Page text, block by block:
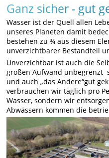
Ganz sicher - gut
Wasser ist der Quell allen
unseres Planeten damit
bestehen zu ¾ aus diesem
unverzichtbarer Bestandteil
Unverzichtbar ist auch die
großen Aufwand unbegrenzt
und auch „das Andere“gut
verbrauchen wir täglich pro
Wasser, sondern wir
Abwässern kommen die